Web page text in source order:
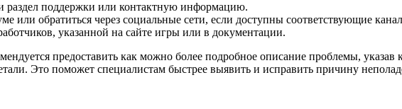
раздел поддержки или контактную информацию.
или обратиться через социальные сети, если доступны соответствующие
указанной на сайте игры или в документации.
предоставить как можно более подробное описание проблемы,
Это поможет специалистам быстрее выявить и исправить причину